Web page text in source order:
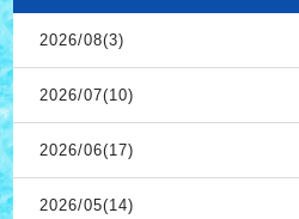
2026/08(3)
2026/07(10)
2026/06(17)
2026/05(14)